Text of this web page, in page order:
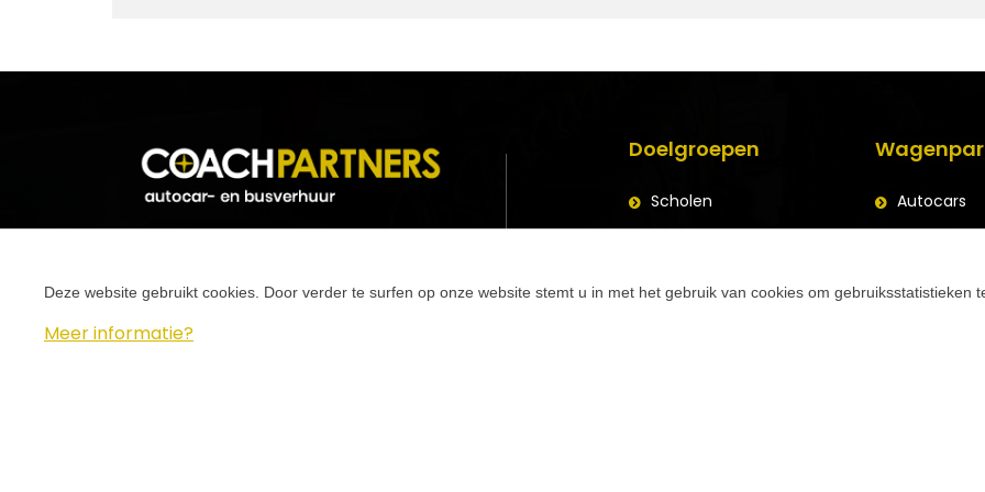
Doelgroepen
Scholen
Autocars
Deze website gebruikt cookies. Door verder te surfen op onze website stemt u in met het gebruik van cookies om gebruiksstatistieken
Meer informatie?